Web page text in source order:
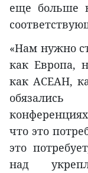
еще больше
«Нам нужно
как Европа,
как АСЕАН,
что это
это
над